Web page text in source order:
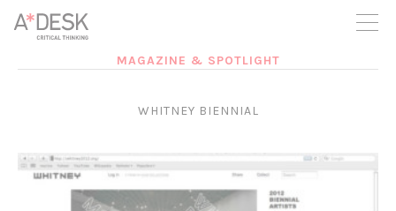
crees también en A*DESK seguimos necesitándote para poder
seguir adelante. Ahora puedes participar del proyecto y
apoyarlo.
MAGAZINE & SPOTLIGHT
WHITNEY BIENNIAL